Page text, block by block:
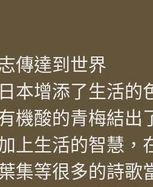
傳達到世界
本增添了生活的
機酸的青梅結出
上生活的智慧，
集等很多的詩歌